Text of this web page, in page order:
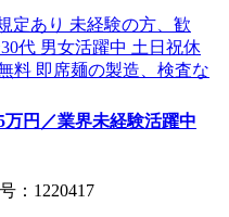
万円／業界未経験活躍中
：1220417